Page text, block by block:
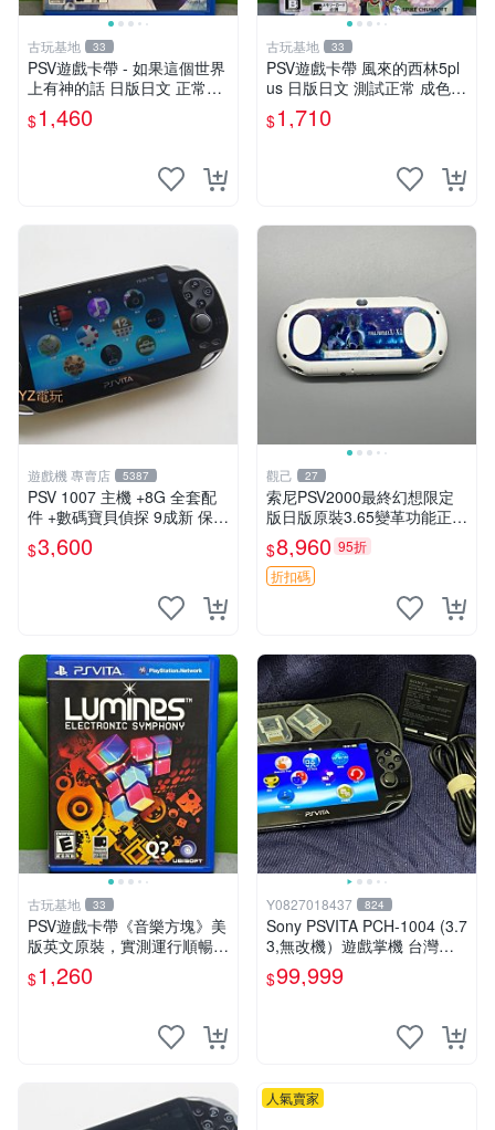
古玩基地 33
PSV遊戲卡帶 - 如果這個世界
上有神的話 日版日文 正常可
玩 神秘成色參考圖 售後不退
如果這是你想找的游戲 請先
$1,460
古玩基地 33
PSV遊戲卡帶 風來的西林5pl
us 日版日文 測試正常 成色如
圖 買家自負 風來的西林5plus
PSV 日版
$1,710
遊戲機 專賣店 5387
PSV 1007 主機 +8G 全套配
件 +數碼寶貝偵探 9成新 保修
一年 品質有保障
$3,600
觀己 27
索尼PSV2000最終幻想限定
版日版原裝3.65變革功能正常
背面小劃痕磨損 實物圖可查
限量珍藏 畫集 游戲機
$8,960 95折
折扣碼
古玩基地 33
PSV遊戲卡帶《音樂方塊》美
版英文原裝，實測運行順暢，
圖示成色真實呈現，拍下即視
同確認。 音樂方塊 PSV 游戲
$1,260
Y0827018437 824
Sony PSVITA PCH-1004 (3.7
3,無改機）遊戲掌機 台灣公
司貨
$99,999
人氣賣家